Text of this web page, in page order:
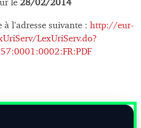
le 28/02/2014
l’adresse suivante : http://eur-
LexUriServ.do?